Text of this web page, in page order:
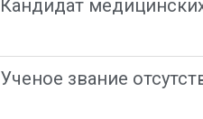
Кандидат
Ученое звание